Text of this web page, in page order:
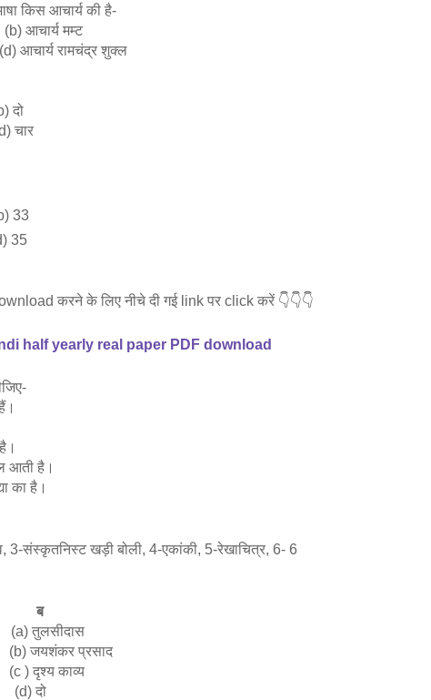
किस आचार्य की है-
(b) आचार्य मम्ट
आचार्य रामचंद्र शुक्ल
दो
चार
33
35
करने के लिए नीचे दी गई link पर click करें 👇👇👇
half yearly real paper PDF download
आती है।
का है।
3-संस्कृतनिस्ट खड़ी बोली, 4-एकांकी, 5-रेखाचित्र, 6- 6
ब
(a) तुलसीदास
(b) जयशंकर प्रसाद
(c ) दृश्य काव्य
(d) दो